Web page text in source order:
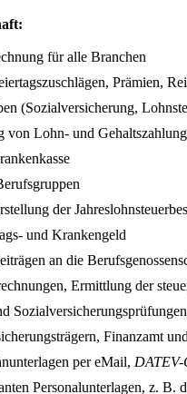
für alle Branchen
Prämien,
(Sozialversicherung,
von Lohn- und
der
und Krankengeld
an die
Ermittlung der
Sozialversicherungsprüfungen
Finanzamt
per eMail,
Personalunterlagen, z. B.